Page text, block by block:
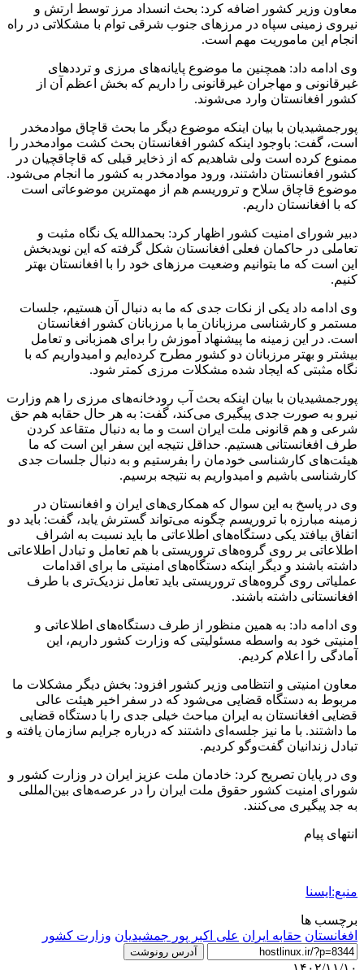
معاون وزیر کشور اضافه کرد: بحث انسداد مرز توسط ارتش و
نیروی زمینی سپاه در مرزهای جنوب شرقی توام با مشکلاتی در راه
انجام این ماموریت مهم است.
وی ادامه داد: همچنین ما موضوع پایانه‌های مرزی و ترددهای
غیرقانونی و مهاجران غیرقانونی را داریم که بخش اعظم آن از
کشور افغانستان وارد می‌شوند.
پورجمشیدیان با بیان اینکه موضوع دیگر ما بحث قاچاق موادمخدر
است، گفت: باوجود اینکه کشور افغانستان بحث کشت موادمخدر را
ممنوع کرده است ولی شاهدیم که از ذخایر قبلی که قاچاقچیان در
کشور افغانستان داشتند، ورود موادمخدر به کشور ما انجام می‌شود.
موضوع قاچاق سلاح و تروریسم هم از مهمترین موضوعاتی است
که با افغانستان داریم.
دبیر شورای امنیت کشور اظهار کرد: بحمدالله یک نگاه مثبت و
تعاملی در حاکمان فعلی افغانستان شکل گرفته که این نویدبخش
این است که ما بتوانیم وضعیت مرزهای خود را با افغانستان بهتر
کنیم.
وی ادامه داد یکی از نکات جدی که ما به دنبال آن هستیم، جلسات
مستمر و کارشناسی مرزبانان ما با مرزبانان کشور افغانستان
است. در این زمینه ما پیشنهاد آموزش را برای همزبانی و تعامل
بیشتر و بهتر مرزبانان دو کشور مطرح کرده‌ایم و امیدواریم که با
نگاه مثبتی که ایجاد شده مشکلات مرزی کمتر شود.
پورجمشیدیان با بیان اینکه بحث آب رودخانه‌های مرزی را هم وزارت
نیرو به صورت جدی پیگیری می‌کند، گفت: به هر حال حقابه هم حق
شرعی و هم قانونی ملت ایران است و ما به دنبال متقاعد کردن
طرف افغانستانی هستیم. حداقل نتیجه این سفر این است که ما
هیئت‌های کارشناسی خودمان را بفرستیم و به دنبال جلسات جدی
کارشناسی باشیم و امیدواریم به نتیجه برسیم.
وی در پاسخ به این سوال که همکاری‌های ایران و افغانستان در
زمینه مبارزه با تروریسم چگونه می‌تواند گسترش یابد، گفت: باید دو
اتفاق بیافتد یکی دستگاه‌های اطلاعاتی ما باید نسبت به اشراف
اطلاعاتی بر روی گروه‌های تروریستی با هم تعامل و تبادل اطلاعاتی
داشته باشند و دیگر اینکه دستگاه‌های امنیتی ما برای اقدامات
عملیاتی روی گروه‌های تروریستی باید تعامل نزدیک‌تری با طرف
افغانستانی داشته باشند.
وی ادامه داد: به همین منظور از طرف دستگاه‌های اطلاعاتی و
امنیتی خود به واسطه مسئولیتی که وزارت کشور داریم، این
آمادگی را اعلام کردیم.
معاون امنیتی و انتظامی وزیر کشور افزود: بخش دیگر مشکلات ما
مربوط به دستگاه قضایی می‌شود که در سفر اخیر هیئت عالی
قضایی افغانستان به ایران مباحث خیلی جدی را با دستگاه قضایی
ما داشتند. با ما نیز جلسه‌ای داشتند که درباره جرایم سازمان یافته و
تبادل زندانیان گفت‌وگو کردیم.
وی در پایان تصریح کرد: خادمان ملت عزیز ایران در وزارت کشور و
شورای امنیت کشور حقوق ملت ایران را در عرصه‌های بین‌المللی
به جد پیگیری می‌کنند.
انتهای پیام
منبع:ایسنا
برچسب ها
افغانستان حقابه ایران علی اکبر پور جمشیدیان وزارت کشور
آدرس رونوشت